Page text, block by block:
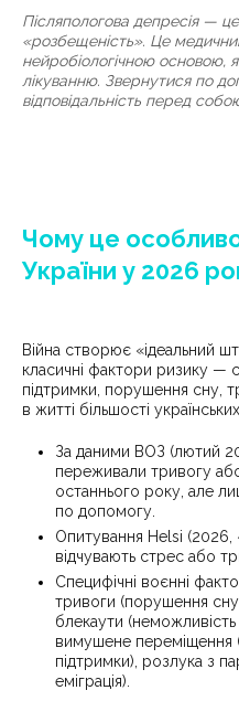
Післяпологова депресія —
«розбещеність». Це
нейробіологічною основою,
лікуванню. Звернутися по
відповідальність перед
Чому це
України у 2026
Війна створює «ідеальний
класичні фактори ризику —
підтримки, порушення сну,
в житті більшості
За даними ВОЗ (лютий
переживали тривогу
останнього року, але
по допомогу.
Опитування Helsi (2026,
відчувають стрес або
Специфічні воєнні
тривоги (порушення сну
блекаути
вимушене переміщення
підтримки), розлука з
еміграція).